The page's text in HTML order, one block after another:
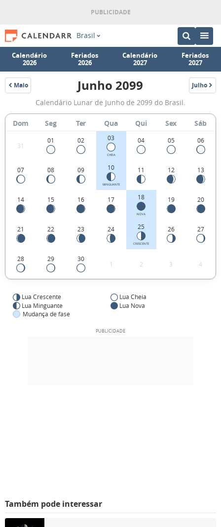
Brasil
Calendário
2026
Feriados
2026
Calendário
2027
Feriados
2027
Maio
2099
Fases
da
Lua
de
Junho
2099
Junho 2099 Julho
2099
Calendário Lunar de Junho de 2099 do Brasil.
Dom Seg Ter Qua Qui Sex Sáb
31
01 02 03
CHEIA
04 05 06
07 08 09 10
MINGUANTE
11 12 13
14 15 16 17 18
NOVA
19 20
21 22 23 24 25
CRESCENTE
26 27
28 29 30
1 2 3 4
Lua Crescente
Lua Cheia
Lua Minguante
Lua Nova
Mudança de fase
Também pode interessar